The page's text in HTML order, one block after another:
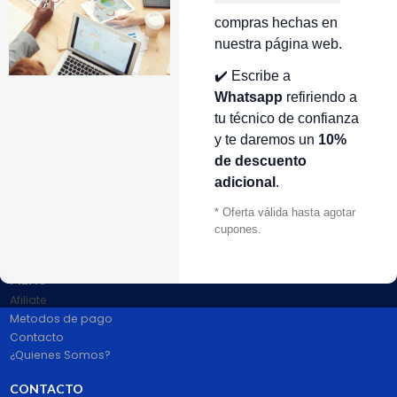
compras hechas en
nuestra página web.
✔️ Escribe a
Whatsapp refiriendo a
tu técnico de confianza
y te daremos un 10%
de descuento
adicional .
* Oferta válida hasta agotar
cupones.
VOLVER ARRIBA
100% pago seguro PayPal Certificado. Entrega 1 a 2 dias.
MENÚ
Afiliate
Metodos de pago
Contacto
¿Quienes Somos?
CONTACTO